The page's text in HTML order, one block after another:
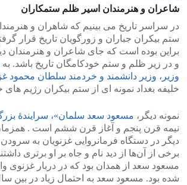
شاعران و هنرمندان اسیر ظلم ستمکاران
در سراسر تاریخ می بینیم که شاهران و
ستم بیکران جباران و زورگویان تاریخ قرار
براین بوده است که جای شاعران و هنرمندان
و در زیر ظلم و ستم خودکامگان تاریخ باشد. به
وزیر، وزیر دانشمند و خردمند سلطان م‍‍‍‍‍حمود
خلیفه بغداد نمونه ای از ستم بیکران رژیم
نمونه دیگر، مسعود سعد سلمان»، سرایندهٔ
نیمه قرن پنجم و آغاز قرن ششم است . همزمان
دیگر در دستگاه فرمانروایی غزنویان به
برخی از آن‌ها از دید نام و جاه بر او برتری
مسعود سعد از همدان بود که در دربار غزنوی